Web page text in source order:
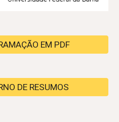
EM PDF
DE RESUMOS